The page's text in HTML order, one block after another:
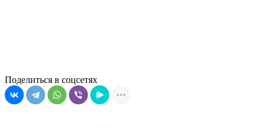
Поделиться в соцсетях